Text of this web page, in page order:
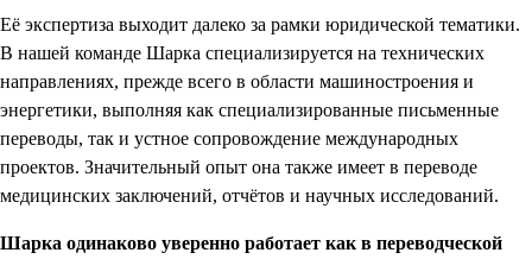
Её экспертиза выходит далеко за рамки юридической тематики.
В нашей команде Шарка специализируется на технических
направлениях, прежде всего в области машиностроения и
энергетики, выполняя как специализированные письменные
переводы, так и устное сопровождение международных
проектов. Значительный опыт она также имеет в переводе
медицинских заключений, отчётов и научных исследований.
Шарка одинаково уверенно работает как в переводческой